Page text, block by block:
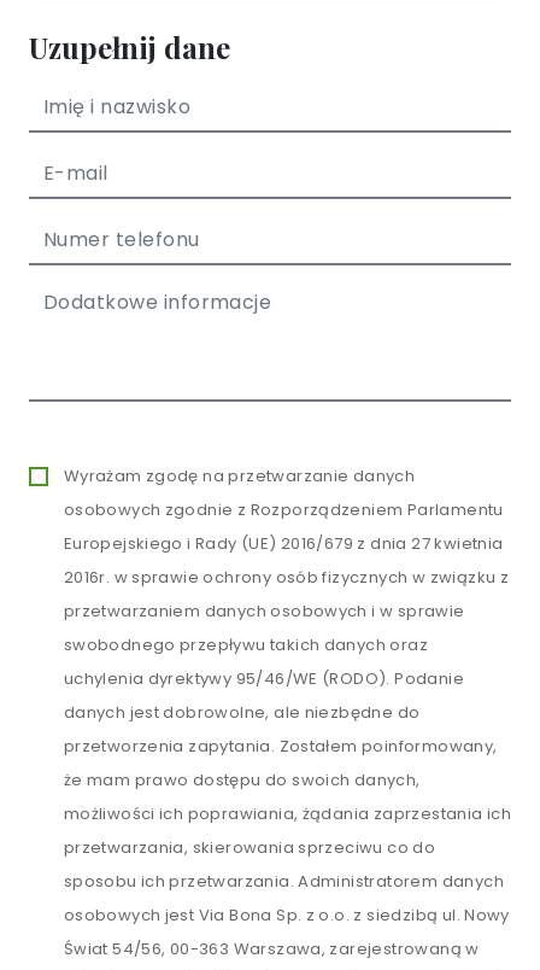
Uzupełnij dane
Wyrażam zgodę na przetwarzanie danych
osobowych zgodnie z Rozporządzeniem Parlamentu
Europejskiego i Rady (UE) 2016/679 z dnia 27 kwietnia
2016r. w sprawie ochrony osób fizycznych w związku z
przetwarzaniem danych osobowych i w sprawie
swobodnego przepływu takich danych oraz
uchylenia dyrektywy 95/46/WE (RODO). Podanie
danych jest dobrowolne, ale niezbędne do
przetworzenia zapytania. Zostałem poinformowany,
że mam prawo dostępu do swoich danych,
możliwości ich poprawiania, żądania zaprzestania ich
przetwarzania, skierowania sprzeciwu co do
sposobu ich przetwarzania. Administratorem danych
osobowych jest Via Bona Sp. z o.o. z siedzibą ul. Nowy
Świat 54/56, 00-363 Warszawa, zarejestrowaną w